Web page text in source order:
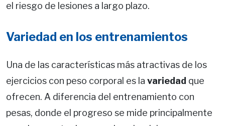
el riesgo de lesiones a largo plazo.
Variedad en los entrenamientos
Una de las características más atractivas de los
ejercicios con peso corporal es la variedad que
ofrecen. A diferencia del entrenamiento con
pesas, donde el progreso se mide principalmente